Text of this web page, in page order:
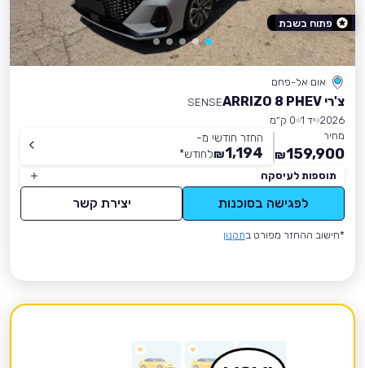
אום אל-פחם
צ'רי ARRIZO 8 PHEV
SENSE
2026 יד 1
0 ק״מ
מחיר
159,900
₪
החזר חודשי מ-
1,194
₪לחודש*
תוספות לעיסקה
לפגישה בסוכנות יצירת קשר
*חישוב ההחזר מפורט בתקנון
פתוח בשבת